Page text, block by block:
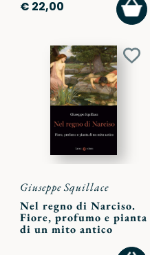
€ 22,00
AL
Giuseppe Squillace
Nel regno di Narciso.
Fiore, profumo e pianta
di un mito antico